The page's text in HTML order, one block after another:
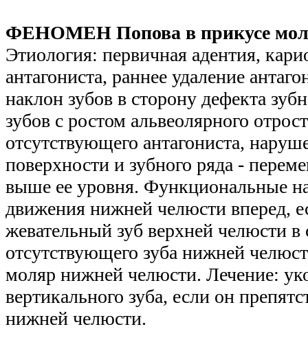
ФЕНОМЕН Попова в прикусе
Этиология: первичная адентия,
антагониста, раннее удаление
наклон зубов в сторону дефекта
зубов с ростом альвеолярного
отсутствующего антагониста,
поверхности и зубного ряда -
выше ее уровня. Функциональные
движения нижней челюсти вперед,
жевательный зуб верхней челюсти в
отсутствующего зуба нижней
моляр нижней челюсти. Лечение:
вертикального зуба, если он
нижней челюсти.